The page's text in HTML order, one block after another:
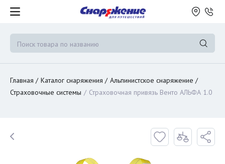
Главная Каталог снаряжения
Альпинистское снаряжение
Страховочные системы
Страховочная привязь Венто АЛЬФА 1.0